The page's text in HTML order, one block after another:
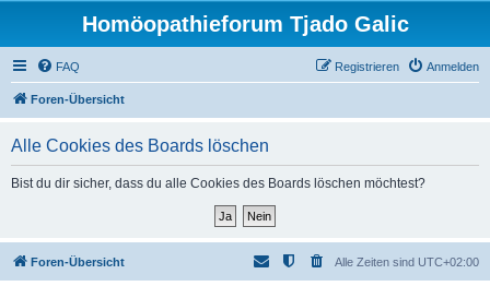
Homöopathieforum Tjado Galic
FAQ Anmelden
Registrieren
Foren-Übersicht
Alle Cookies des Boards löschen
Bist du dir sicher, dass du alle Cookies des Boards löschen möchtest?
Foren-Übersicht Alle Zeiten sind UTC+02:00